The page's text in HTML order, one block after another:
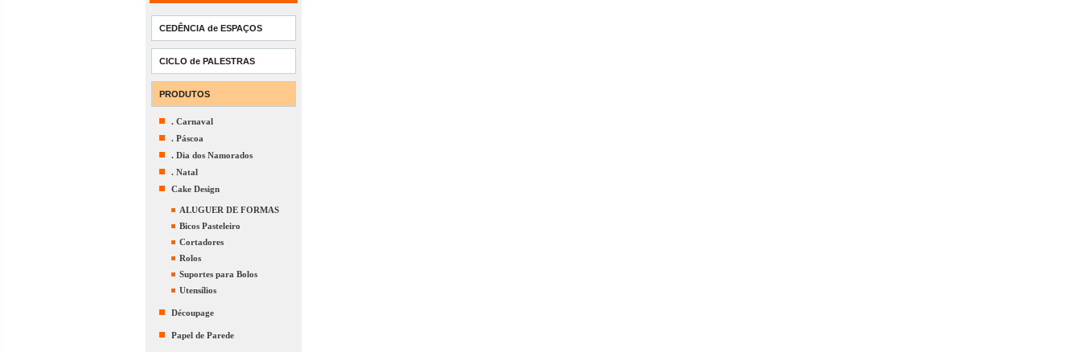
CEDÊNCIA de ESPAÇOS
CICLO de PALESTRAS
PRODUTOS
. Carnaval
. Páscoa
. Dia dos Namorados
. Natal
Cake Design
ALUGUER DE FORMAS
Bicos Pasteleiro
Cortadores
Rolos
Suportes para Bolos
Utensílios
Découpage
Papel de Parede